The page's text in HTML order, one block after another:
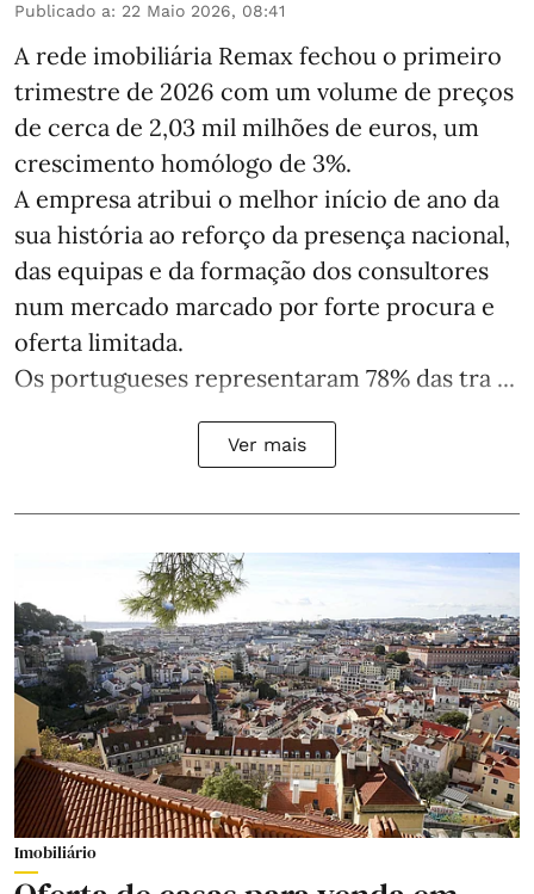
Publicado a: 22 Maio 2026, 08:41
A rede imobiliária Remax fechou o primeiro
trimestre de 2026 com um volume de preços
de cerca de 2,03 mil milhões de euros, um
crescimento homólogo de 3%.
A empresa atribui o melhor início de ano da
sua história ao reforço da presença nacional,
das equipas e da formação dos consultores
num mercado marcado por forte procura e
oferta limitada.
Os portugueses representaram 78% das tra ...
Ver mais
Imobiliário